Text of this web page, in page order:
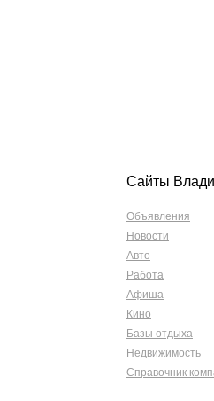
Сайты
Объявления
Новости
Авто
Работа
Афиша
Кино
Базы отдыха
Недвижимость
Справочник